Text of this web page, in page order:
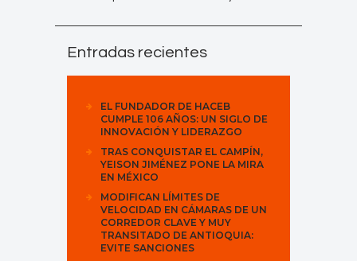
Entradas recientes
EL FUNDADOR DE HACEB
CUMPLE 106 AÑOS: UN SIGLO DE
INNOVACIÓN Y LIDERAZGO
TRAS CONQUISTAR EL CAMPÍN,
YEISON JIMÉNEZ PONE LA MIRA
EN MÉXICO
MODIFICAN LÍMITES DE
VELOCIDAD EN CÁMARAS DE UN
CORREDOR CLAVE Y MUY
TRANSITADO DE ANTIOQUIA:
EVITE SANCIONES